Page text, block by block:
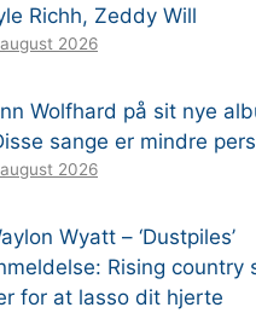
Richh, Zeddy Will
2026
Wolfhard på sit nye
sange er mindre
2026
Wyatt – ‘Dustpiles’
Rising country
for at lasso dit hjerte